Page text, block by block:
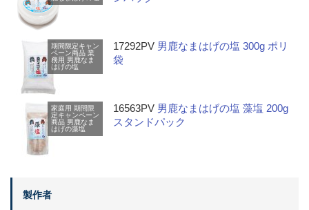
期間限定キャン
ペーン商品 業
務用 男鹿なま
はげの塩
17292PV 男鹿なまはげの塩 300g ポリ
袋
家庭用 期間限
定キャンペーン
商品 男鹿なま
はげの藻塩
16563PV 男鹿なまはげの塩 藻塩 200g
スタンドパック
製作者